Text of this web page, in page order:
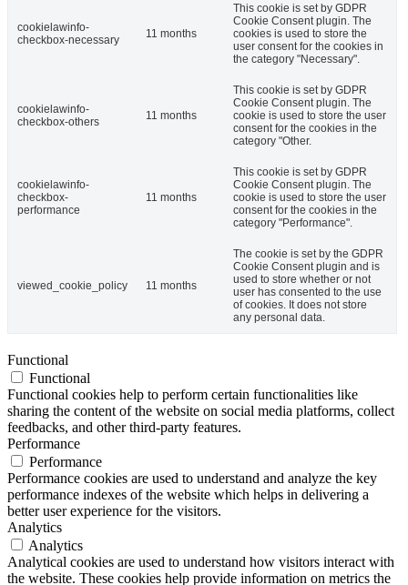
cookielawinfo-
checkbox-necessary
11 months
This cookie is set by GDPR
Cookie Consent plugin. The
cookies is used to store the
user consent for the cookies in
the category "Necessary".
cookielawinfo-
checkbox-others
11 months
This cookie is set by GDPR
Cookie Consent plugin. The
cookie is used to store the user
consent for the cookies in the
category "Other.
cookielawinfo-
checkbox-
performance
11 months
This cookie is set by GDPR
Cookie Consent plugin. The
cookie is used to store the user
consent for the cookies in the
category "Performance".
viewed_cookie_policy 11 months
The cookie is set by the GDPR
Cookie Consent plugin and is
used to store whether or not
user has consented to the use
of cookies. It does not store
any personal data.
Functional
Functional
Functional cookies help to perform certain functionalities like
sharing the content of the website on social media platforms, collect
feedbacks, and other third-party features.
Performance
Performance
Performance cookies are used to understand and analyze the key
performance indexes of the website which helps in delivering a
better user experience for the visitors.
Analytics
Analytics
Analytical cookies are used to understand how visitors interact with
the website. These cookies help provide information on metrics the